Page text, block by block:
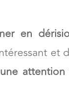
en
et
une attention